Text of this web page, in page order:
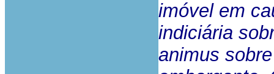
imóvel em
indiciária
animus